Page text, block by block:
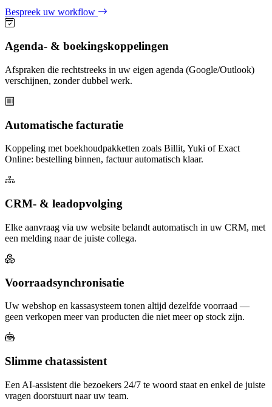
Bespreek uw workflow
Agenda- & boekingskoppelingen
Afspraken die rechtstreeks in uw eigen agenda (Google/Outlook)
verschijnen, zonder dubbel werk.
Automatische facturatie
Koppeling met boekhoudpakketten zoals Billit, Yuki of Exact
Online: bestelling binnen, factuur automatisch klaar.
CRM- & leadopvolging
Elke aanvraag via uw website belandt automatisch in uw CRM, met
een melding naar de juiste collega.
Voorraadsynchronisatie
Uw webshop en kassasysteem tonen altijd dezelfde voorraad —
geen verkopen meer van producten die niet meer op stock zijn.
Slimme chatassistent
Een AI-assistent die bezoekers 24/7 te woord staat en enkel de juiste
vragen doorstuurt naar uw team.